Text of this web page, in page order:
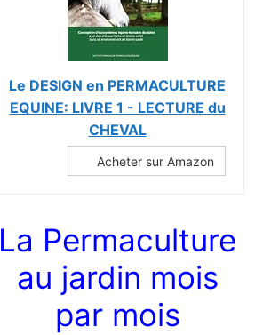
Le DESIGN en PERMACULTURE
EQUINE: LIVRE 1 - LECTURE du
CHEVAL
Acheter sur Amazon
La Permaculture
au jardin mois
par mois